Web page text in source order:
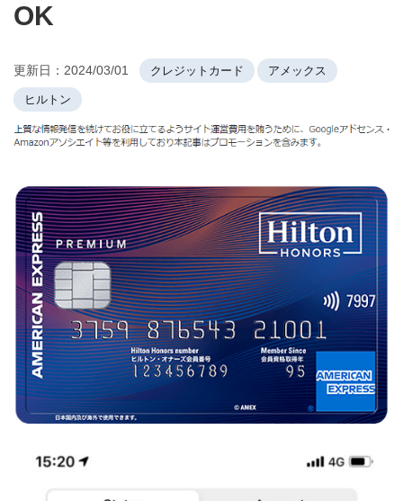
OK
更新日： 2024/03/01 クレジットカード アメックス
ヒルトン